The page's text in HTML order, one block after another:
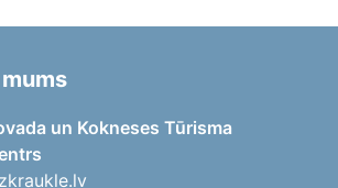
un Kokneses Tūrisma